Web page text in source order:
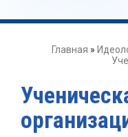
Главная »